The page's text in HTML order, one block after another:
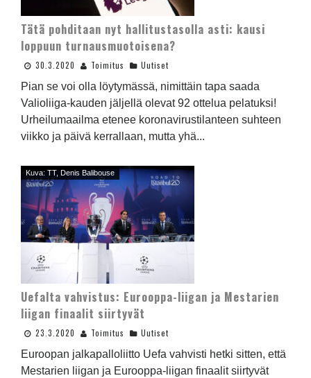
Tätä pohditaan nyt hallitustasolla asti: kausi
loppuun turnausmuotoisena?
30.3.2020 Toimitus Uutiset
Pian se voi olla löytymässä, nimittäin tapa saada
Valioliiga-kauden jäljellä olevat 92 ottelua pelatuksi!
Urheilumaailma etenee koronavirustilanteen suhteen
viikko ja päivä kerrallaan, mutta yhä...
Kuva: TT, Denis Balibouse
Uefalta vahvistus: Eurooppa-liigan ja Mestarien
liigan finaalit siirtyvät
23.3.2020 Toimitus Uutiset
Euroopan jalkapalloliitto Uefa vahvisti hetki sitten, että
Mestarien liigan ja Eurooppa-liigan finaalit siirtyvät